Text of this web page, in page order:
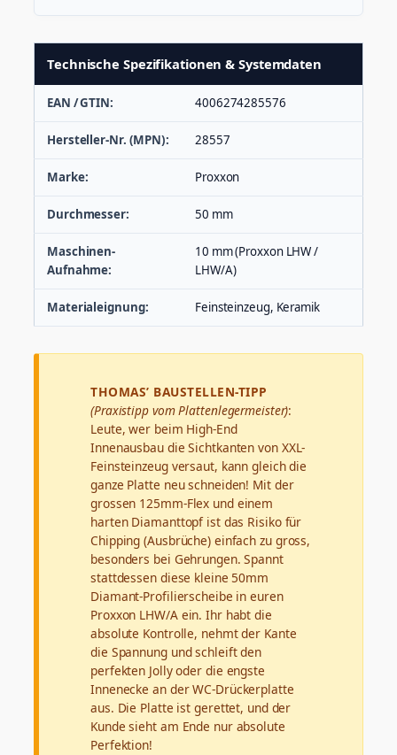
n
Technische Spezifikationen & Systemdaten
EAN / GTIN: 4006274285576
Hersteller-Nr. (MPN): 28557
Marke: Proxxon
Durchmesser: 50 mm
Maschinen-
Aufnahme:
10 mm (Proxxon LHW /
LHW/A)
Materialeignung: Feinsteinzeug, Keramik
THOMAS’ BAUSTELLEN-TIPP
(Praxistipp vom Plattenlegermeister):
Leute, wer beim High-End
Innenausbau die Sichtkanten von XXL-
Feinsteinzeug versaut, kann gleich die
ganze Platte neu schneiden! Mit der
grossen 125mm-Flex und einem
harten Diamanttopf ist das Risiko für
Chipping (Ausbrüche) einfach zu gross,
besonders bei Gehrungen. Spannt
stattdessen diese kleine 50mm
Diamant-Profilierscheibe in euren
Proxxon LHW/A ein. Ihr habt die
absolute Kontrolle, nehmt der Kante
die Spannung und schleift den
perfekten Jolly oder die engste
Innenecke an der WC-Drückerplatte
aus. Die Platte ist gerettet, und der
Kunde sieht am Ende nur absolute
Perfektion!